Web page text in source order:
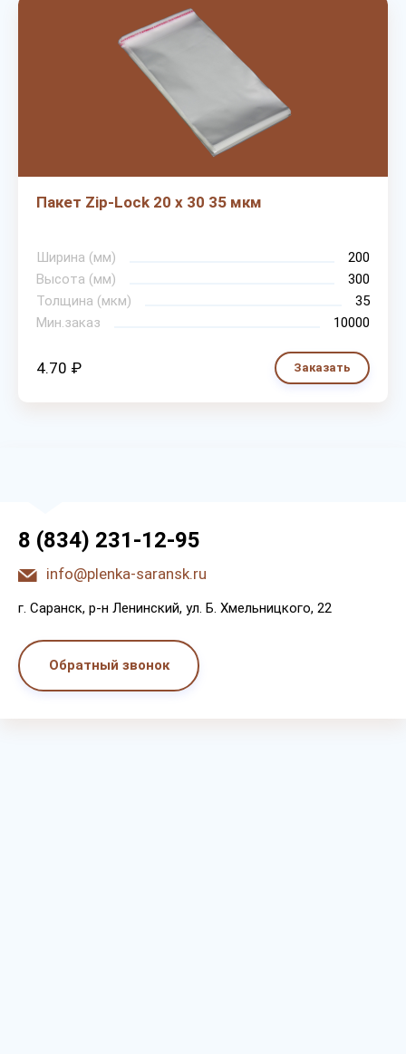
Пакет Zip-Lock 20 х 30 35 мкм
Ширина (мм)
200
Высота (мм)
300
Толщина (мкм)
35
Мин.заказ
10000
4.70 ₽ Заказать
8 (834) 231-12-95
info@plenka-saransk.ru
г. Capaнcк, p-н Лeнинcкий, ул. Б. Хмeльницкoгo, 22
Обратный звонок